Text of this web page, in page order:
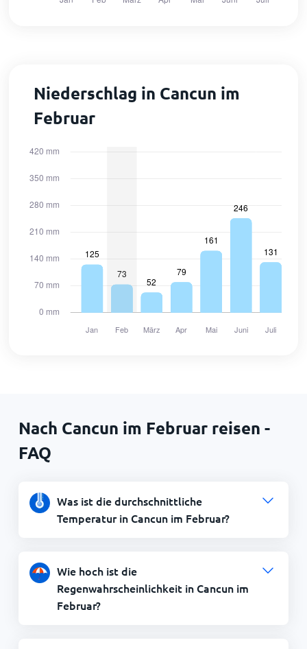
Niederschlag in Cancun im
Februar
Nach Cancun im Februar reisen -
FAQ
Was ist die durchschnittliche
Temperatur in Cancun im Februar?
Wie hoch ist die
Regenwahrscheinlichkeit in Cancun im
Februar?